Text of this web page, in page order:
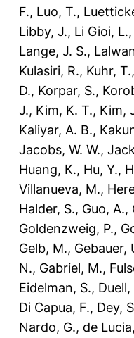
F., Luo, T.,
Libby, J., Li Gioi, L.,
Lange, J. S.,
Kulasiri, R., Kuhr, T.,
D., Korpar, S.,
J., Kim, K. T., Kim,
Kaliyar, A. B.,
Jacobs, W. W.,
Huang, K., Hu, Y.,
Villanueva, M.,
Halder, S., Guo, A.,
Goldenzweig, P.,
Gelb, M., Gebauer,
N., Gabriel, M.,
Eidelman, S., Duell,
Di Capua, F., Dey,
Nardo, G., de